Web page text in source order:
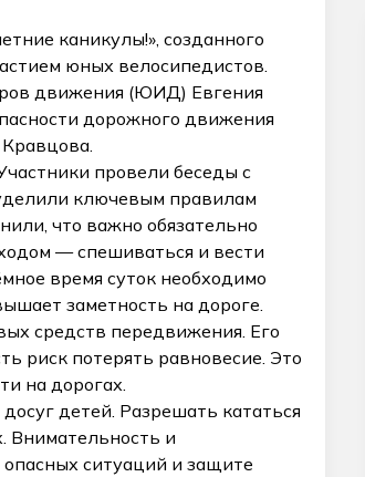
каникулы!», созданного
юных велосипедистов.
движения (ЮИД) Евгения
дорожного движения
провели беседы с
ключевым правилам
что важно обязательно
— спешиваться и вести
время суток необходимо
заметность на дороге.
средств передвижения. Его
риск потерять равновесие. Это
на дорогах.
детей. Разрешать кататься
Внимательность и
ситуаций и защите